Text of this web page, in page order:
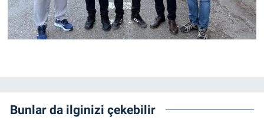
Bunlar da ilginizi çekebilir